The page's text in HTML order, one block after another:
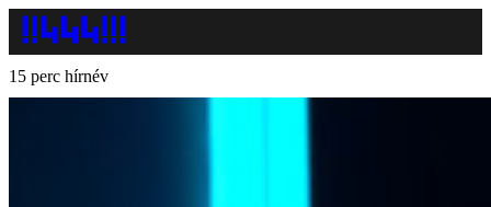
15 perc hírnév